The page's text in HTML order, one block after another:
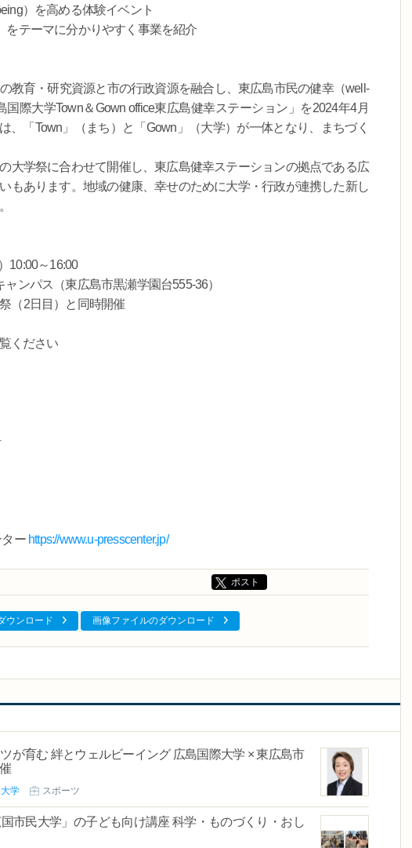
）を高める体験イベント
テーマに分かりやすく事業を紹介
教育・研究資源と市の行政資源を融合し、東広島市民の健幸（well-
際大学Town＆Gown office東広島健幸ステーション」を2024年4月
、「Town」（まち）と「Gown」（大学）が一体となり、まちづく
大学祭に合わせて開催し、東広島健幸ステーションの拠点である広
もあります。地域の健康、幸せのために大学・行政が連携した新し
10:00～16:00
パス（東広島市黒瀬学園台555-36）
目）と同時開催
ください
ター https://www.u-presscenter.jp/
ポスト
ウンロード 画像ファイルのダウンロード
が育む 絆とウェルビーイング 広島国際大学 × 東広島市
学 スポーツ
市民大学」の子ども向け講座 科学・ものづくり・おし